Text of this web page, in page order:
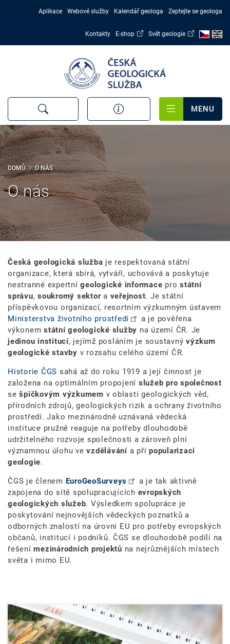
Aplikace Webové služby Kalendář geologa Zeptejte se geologa
Kontakty E-shop Svět geologie
MENU
DOMŮ O NÁS
O nás
Česká geologická služba je respektovaná státní
organizace, která sbírá, vytváří, uchovává a poskytuje
nestranné expertnígeologické informace pro státní
správu, soukromý sektor a veřejnost. Je státní
příspěvkovou organizací, resortním výzkumným ústavem
Ministerstva životního prostředí
a je pověřena
výkonem státní geologické služby na území ČR. Je
jedinou institucí, jejímž posláním je soustavný výzkum
geologické stavby v rozsahu celého území ČR.
Historie ČGS sahá až do roku 1919 a její činnost je
založena na optimálním propojení služeb pro společnost
sešpičkovým výzkumem v oblasti geologických věd,
přírodních zdrojů, geologických rizik a ochrany životního
prostředí. Jako mezinárodně uznávaná vědecká
instituce pružně reaguje na potřeby dlouhodobě
udržitelného rozvoje společnosti a zároveň plní
významnou úlohu vevzdělávání a při popularizaci
geologie.
ČGS je členem EuroGeoSurveys
a je tak aktivně
zapojena do sítě spolupracujících evropských
geologických služeb. Výsledkem spolupráce je
poskytování nejnovějších vědeckých poznatků a
odborných znalostí na úrovni EU pro potřeby evropských
občanů, institucí i podniků. ČGS se dlouhodobě podílí na
řešenímezinárodních projektů na nejrůznějších místech
světa i mimo EU.